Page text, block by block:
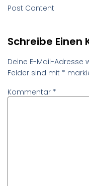
Post Content
Schreibe
Deine E-Mail-Adresse
Felder sind mit *
Kommentar *